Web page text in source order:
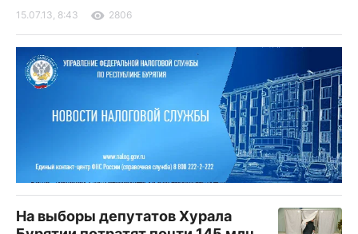
15.07.13, 8:43 2806
На выборы депутатов Хурала